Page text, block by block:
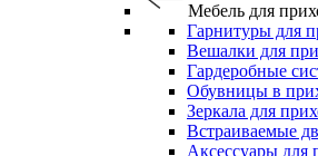
Мебель для
Гарнитуры для
Вешалки для
Гардеробные
Обувницы в
Зеркала для
Встраиваемые
Аксессуары для